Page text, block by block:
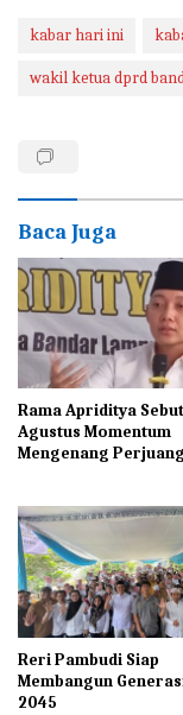
kabar hari ini
wakil ketua dprd
Baca Juga
Rama Apriditya
Agustus Momentum
Mengenang
Reri Pambudi Siap
Membangun
2045